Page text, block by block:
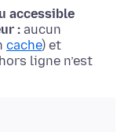
accessible
: aucun
cache) et
ligne n’est